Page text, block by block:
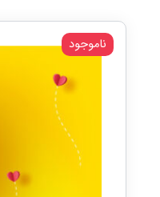
ناموجود